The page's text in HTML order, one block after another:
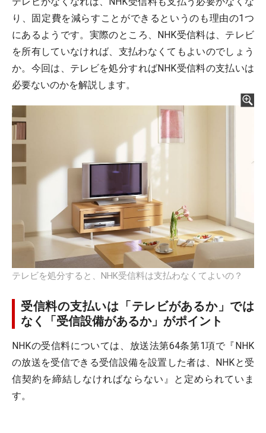
り、固定費を減らすことができるというのも理由の1つ
にあるようです。実際のところ、NHK受信料は、テレビ
を所有していなければ、支払わなくてもよいのでしょう
か。今回は、テレビを処分すればNHK受信料の支払いは
必要ないのかを解説します。
テレビを処分すると、NHK受信料は支払わなくてよいの？
受信料の支払いは「テレビがあるか」では
なく「受信設備があるか」がポイント
NHKの受信料については、放送法第64条第1項で『NHK
の放送を受信できる受信設備を設置した者は、NHKと受
信契約を締結しなければならない』と定められていま
す。